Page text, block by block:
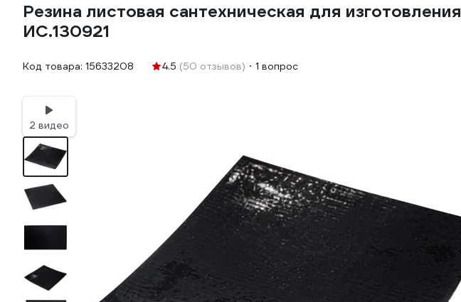
Резина листовая сантехническая для
ИС.130921
Код товара: 15633208 4.5 (50 отзывов) 1 вопрос
2 видео